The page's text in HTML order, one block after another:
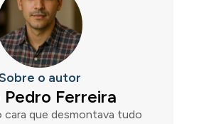
o autor
Pedro Ferreira
cara que desmontava tudo